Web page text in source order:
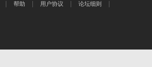
帮助 用户协议 论坛细则